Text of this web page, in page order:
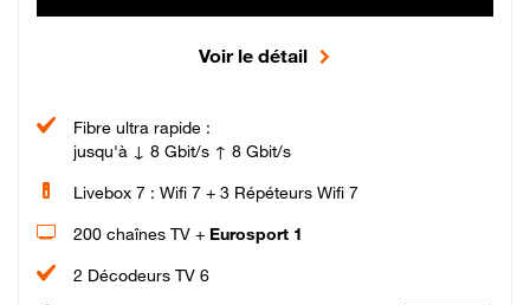
Voir le détail
Fibre ultra rapide :
jusqu'à ↓ 8 Gbit/s ↑ 8 Gbit/s
Livebox 7 : Wifi 7 + 3 Répéteurs Wifi 7
200 chaînes TV + Eurosport 1
2 Décodeurs TV 6